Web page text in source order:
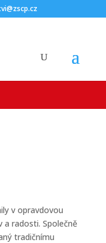
v opravdovou
a radosti. Společně
tradičnímu